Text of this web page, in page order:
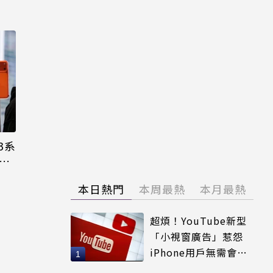
系
本日熱門 本周最熱 本月最熱
超煩！YouTube新型
「小視窗廣告」惹怨
iPhone用戶無需會員